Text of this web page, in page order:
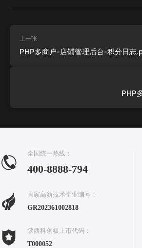
上一张
PHP多商户-店铺管理后台-积分日志
PHP
全国统一热线：
400-8888-794
国家高新技术企业编号：
GR202361002818
陕西科创板上市代码：
T000052